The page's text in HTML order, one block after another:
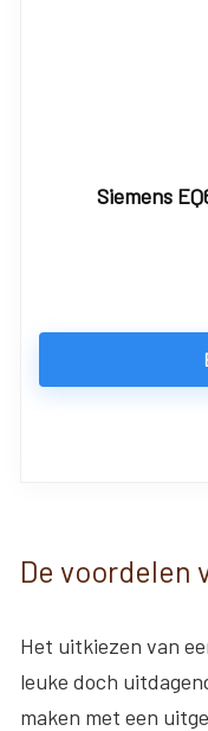
Siemens
De voordelen
Het uitkiezen van
leuke doch
maken met een